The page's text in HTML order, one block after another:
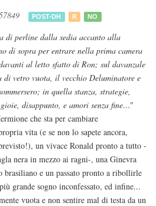
POST-DH R NO
di perline dalla sedia accanto alla
di sopra per entrare nella prima camera
al letto sfatto di Ron; sul davanzale
di vetro vuota, il vecchio Deluminatore e
in quella stanza, strategie,
disappunto, e amori senza fine…"
che sta per cambiare
vita (e se non lo sapete ancora,
un vivace Ronald pronto a tutto -
nera in mezzo ai ragni-, una Ginevra
brasiliano e un passato pronto a ribollirle
grande sogno inconfessato, ed infine...
vuota e non sentire mal di testa da un